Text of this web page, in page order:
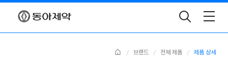
Toggle
Search
Home 브랜드 전체 제품 제품 상세